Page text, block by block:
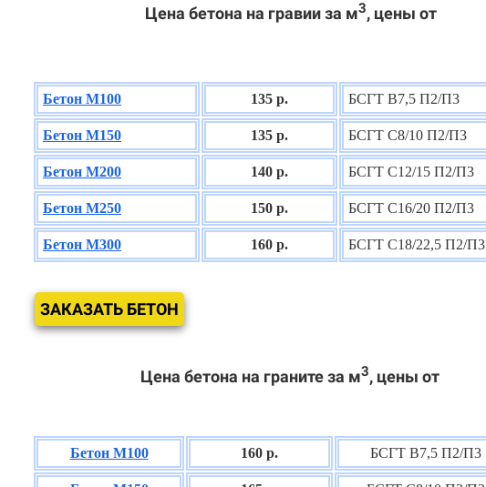
Цена бетона на гравии за м3, цены от
Бетон М100 135 р. БСГТ В7,5 П2/П3
Бетон М150 135 р. БСГТ С8/10 П2/П3
Бетон М200 140 р. БСГТ С12/15 П2/П3
Бетон М250 150 р. БСГТ С16/20 П2/П3
Бетон М300 160 р. БСГТ С18/22,5 П2/П3
ЗАКАЗАТЬ БЕТОН
Цена бетона на граните за м3, цены от
Бетон М100 160 р. БСГТ В7,5 П2/П3